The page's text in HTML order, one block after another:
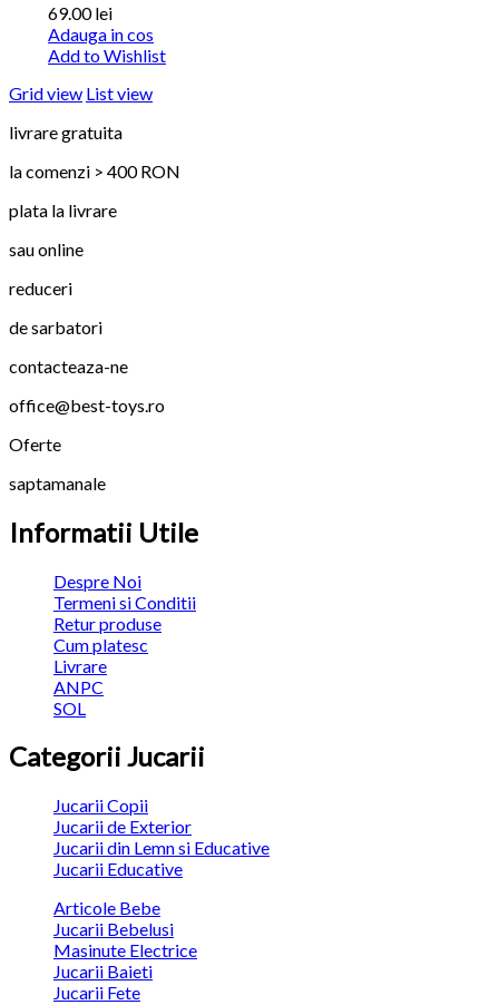
69.00lei
Adauga in cos
Add to Wishlist
Grid view List view
livrare gratuita
la comenzi > 400 RON
plata la livrare
sau online
reduceri
de sarbatori
contacteaza-ne
office@best-toys.ro
Oferte
saptamanale
Informatii Utile
Despre Noi
Termeni si Conditii
Retur produse
Cum platesc
Livrare
ANPC
SOL
Categorii Jucarii
Jucarii Copii
Jucarii de Exterior
Jucarii din Lemn si Educative
Jucarii Educative
Articole Bebe
Jucarii Bebelusi
Masinute Electrice
Jucarii Baieti
Jucarii Fete